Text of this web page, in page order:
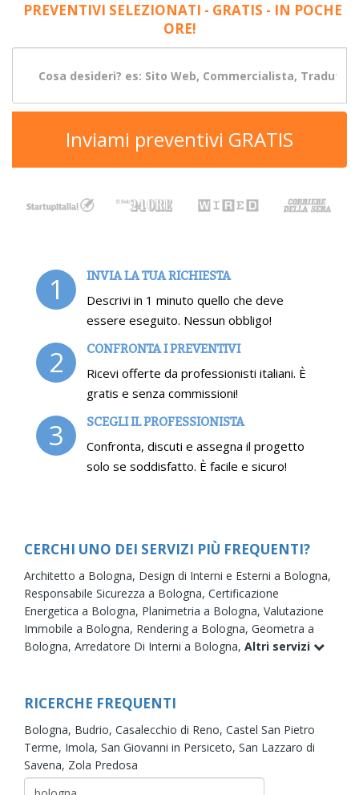
PREVENTIVI SELEZIONATI - GRATIS - IN POCHE
ORE!
Inviami preventivi GRATIS
1 INVIA LA TUA RICHIESTA
Descrivi in 1 minuto quello che deve
essere eseguito. Nessun obbligo!
2 CONFRONTA I PREVENTIVI
Ricevi offerte da professionisti italiani. È
gratis e senza commissioni!
3 SCEGLI IL PROFESSIONISTA
Confronta, discuti e assegna il progetto
solo se soddisfatto. È facile e sicuro!
CERCHI UNO DEI SERVIZI PIÙ FREQUENTI?
Architetto a Bologna, Design di Interni e Esterni a Bologna,
Responsabile Sicurezza a Bologna, Certificazione
Energetica a Bologna, Planimetria a Bologna, Valutazione
Immobile a Bologna, Rendering a Bologna, Geometra a
Bologna, Arredatore Di Interni a Bologna, Altri servizi
RICERCHE FREQUENTI
Bologna, Budrio, Casalecchio di Reno, Castel San Pietro
Terme, Imola, San Giovanni in Persiceto, San Lazzaro di
Savena, Zola Predosa